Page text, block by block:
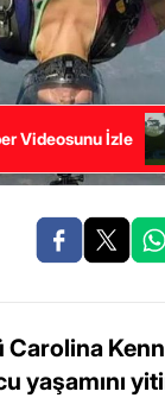
Videosunu İzle
Carolina
yaşamını